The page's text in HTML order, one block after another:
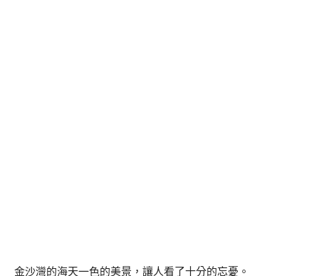
金沙灣的海天一色的美景，讓人看了十分的忘憂。